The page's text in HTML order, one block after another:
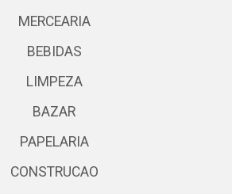
MERCEARIA
BEBIDAS
LIMPEZA
BAZAR
PAPELARIA
CONSTRUCAO